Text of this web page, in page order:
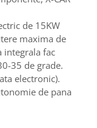
de 15KW
maxima de
integrala fac
35 de grade.
electronic).
de pana